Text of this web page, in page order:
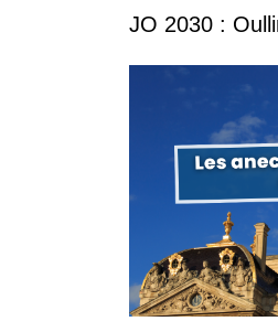
JO 2030 :